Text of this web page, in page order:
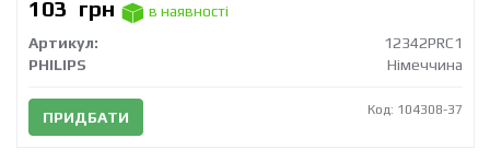
103 грн
в наявності
Артикул:
12342PRC1
PHILIPS
Німеччина
ПРИДБАТИ Код: 104308-37